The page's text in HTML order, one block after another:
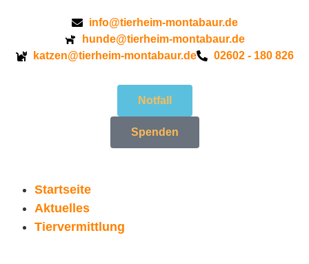
info@tierheim-montabaur.de
hunde@tierheim-montabaur.de
katzen@tierheim-montabaur.de
02602 - 180 826
Notfall
Spenden
Startseite
Aktuelles
Tiervermittlung